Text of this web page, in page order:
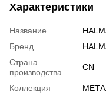
Характеристики
Название
Бренд
Страна
производства
CN
Коллекция